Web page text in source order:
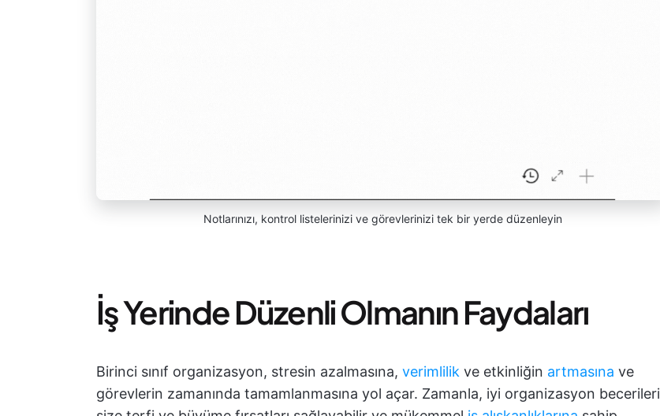
Notlarınızı, kontrol listelerinizi ve görevlerinizi tek bir yerde düzenleyin
İş Yerinde Düzenli Olmanın Faydaları
Birinci sınıf organizasyon, stresin azalmasına, verimlilik ve etkinliğin artmasına ve
görevlerin zamanında tamamlanmasına yol açar. Zamanla, iyi organizasyon becerileri